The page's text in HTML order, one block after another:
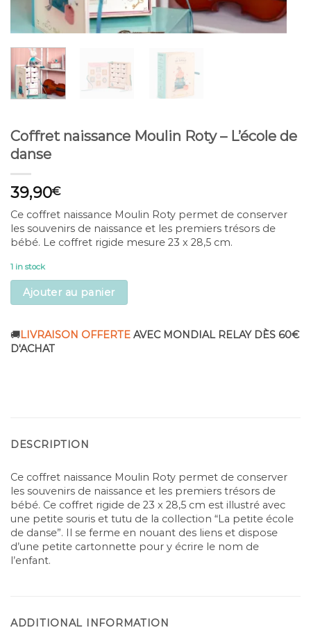
Coffret naissance Moulin Roty – L’école de
danse
39,90€
Ce coffret naissance Moulin Roty permet de conserver
les souvenirs de naissance et les premiers trésors de
bébé. Le coffret rigide mesure 23 x 28,5 cm.
1 in stock
Ajouter au panier
🚚LIVRAISON OFFERTE AVEC MONDIAL RELAY DÈS 60€
D'ACHAT
DESCRIPTION
Ce coffret naissance Moulin Roty permet de conserver
les souvenirs de naissance et les premiers trésors de
bébé. Ce coffret rigide de 23 x 28,5 cm est illustré avec
une petite souris et tutu de la collection “La petite école
de danse”. Il se ferme en nouant des liens et dispose
d’une petite cartonnette pour y écrire le nom de
l’enfant.
ADDITIONAL INFORMATION